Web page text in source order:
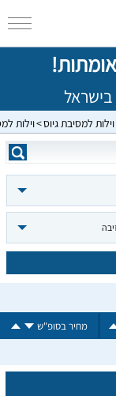
וילות למסיבת גיוס וילות
מחיר בסופ"ש